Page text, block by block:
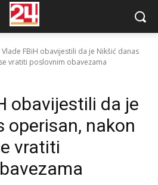
Vlade FBiH obavijestili da je Nikšić danas
vratiti poslovnim obavezama
obavijestili da je
operisan, nakon
vratiti